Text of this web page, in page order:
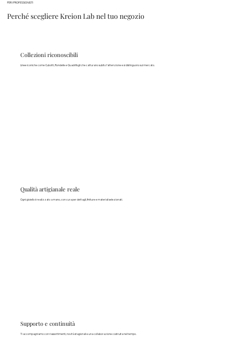
PER I PROFESSIONISTI
Perché scegliere Kreion Lab nel tuo negozio
Collezioni riconoscibili
Linee iconiche come Cubotti, Rondelle e Quadrifogli che catturano subito l’attenzione e si distinguono sul mercato.
Qualità artigianale reale
Ogni gioiello è realizzato a mano, con cura per dettagli, finiture e materiali selezionati.
Supporto e continuità
Ti accompagniamo con riassortimenti, novità stagionali e una collaborazione costruita nel tempo.